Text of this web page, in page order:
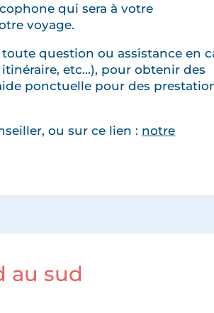
qui sera à votre
voyage.
question ou assistance en
etc...), pour obtenir des
ponctuelle pour des
ou sur ce lien : notre
au sud